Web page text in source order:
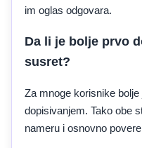
im oglas odgovara.
Da li je bolje prvo
susret?
Za mnoge korisnike
dopisivanjem. Tako obe
nameru i osnovno